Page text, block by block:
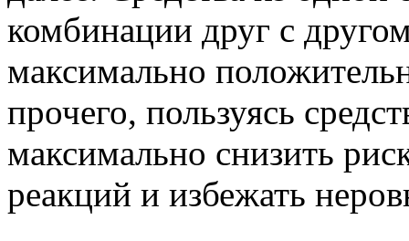
комбинации друг с
максимально
прочего, пользуясь
максимально снизить
реакций и избежать